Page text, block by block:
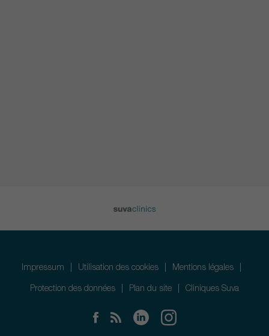
Impressum Utilisation des cookies Mentions légales
Protection des données Plan du site Cliniques Suva